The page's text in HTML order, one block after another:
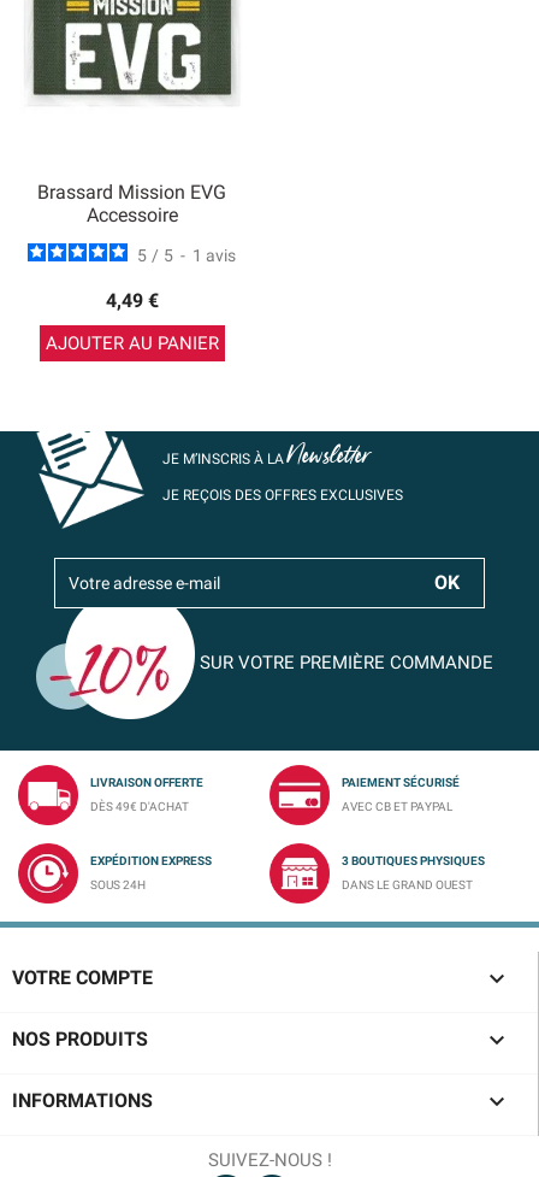
Brassard Mission EVG
Accessoire
5 / 5 - 1 avis
4,49 €
AJOUTER AU PANIER
JE M’INSCRIS À LANewsletter
JE REÇOIS DES OFFRES EXCLUSIVES
SUR VOTRE PREMIÈRE COMMANDE
LIVRAISON OFFERTE
DÈS 49€ D'ACHAT
PAIEMENT SÉCURISÉ
AVEC CB ET PAYPAL
EXPÉDITION EXPRESS
SOUS 24H
3 BOUTIQUES PHYSIQUES
DANS LE GRAND OUEST
VOTRE COMPTE 
NOS PRODUITS 
INFORMATIONS 
SUIVEZ-NOUS !